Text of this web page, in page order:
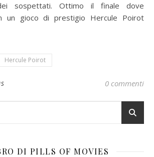
sospettati. Ottimo il finale dove
un gioco di prestigio Hercule Poirot
Hercule Poirot
0 commenti
DI PILLS OF MOVIES